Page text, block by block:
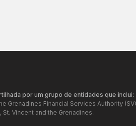
por um grupo de entidades que inclui:
Grenadines Financial Services Authority
St. Vincent and the Grenadines.